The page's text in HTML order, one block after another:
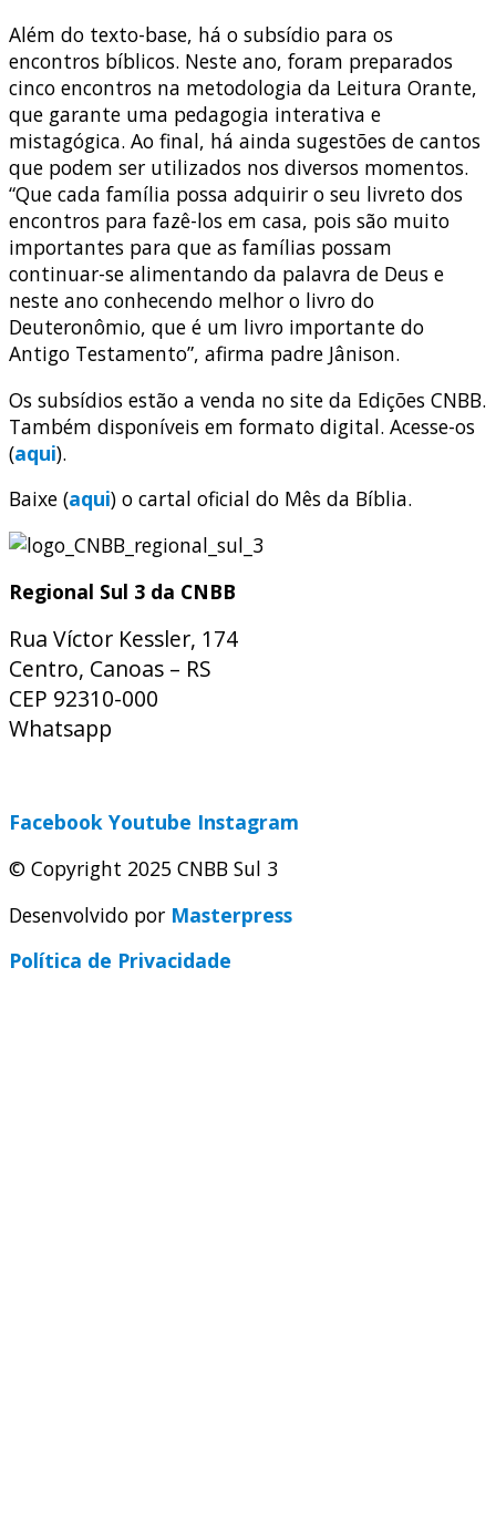
Além do texto-base, há o subsídio para os
encontros bíblicos. Neste ano, foram preparados
cinco encontros na metodologia da Leitura Orante,
que garante uma pedagogia interativa e
mistagógica. Ao final, há ainda sugestões de cantos
que podem ser utilizados nos diversos momentos.
“Que cada família possa adquirir o seu livreto dos
encontros para fazê-los em casa, pois são muito
importantes para que as famílias possam
continuar-se alimentando da palavra de Deus e
neste ano conhecendo melhor o livro do
Deuteronômio, que é um livro importante do
Antigo Testamento”, afirma padre Jânison.
Os subsídios estão a venda no site da Edições CNBB.
Também disponíveis em formato digital. Acesse-os
(aqui).
Baixe (aqui) o cartal oficial do Mês da Bíblia.
Regional Sul 3 da CNBB
Rua Víctor Kessler, 174
Centro, Canoas – RS
CEP 92310-000
Whatsapp
Facebook Youtube Instagram
© Copyright 2025 CNBB Sul 3
Desenvolvido por Masterpress
Política de Privacidade